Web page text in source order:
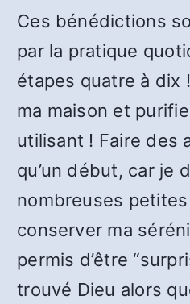
Ces bénédictions
par la pratique
étapes quatre à dix
ma maison et
utilisant ! Faire des
qu’un début, car je
nombreuses
conserver ma
permis d’être
trouvé Dieu alors